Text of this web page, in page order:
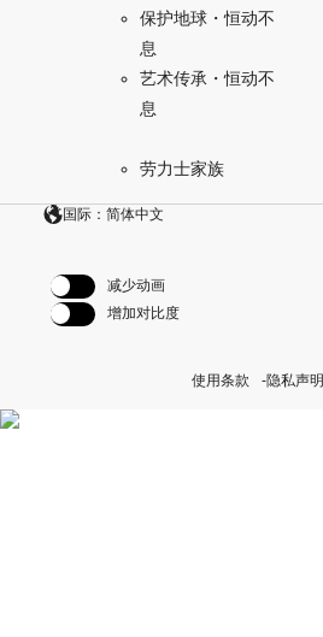
保护地球・恒动不
息
艺术传承・恒动不
息
劳力士家族
国际：简体中文
减少动画
增加对比度
使用条款 隐私声明